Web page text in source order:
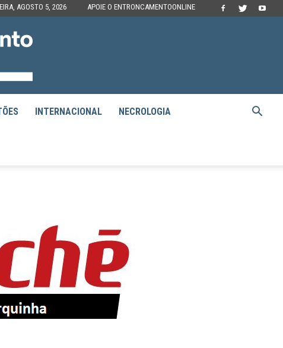
AGOSTO 5, 2026 APOIE O ENTRONCAMENTOONLINE
INTERNACIONAL NECROLOGIA